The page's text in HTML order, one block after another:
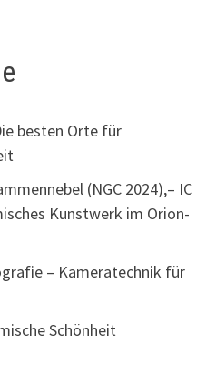
besten Orte für
(NGC 2024),– IC
Kunstwerk im Orion-
– Kameratechnik für
Schönheit